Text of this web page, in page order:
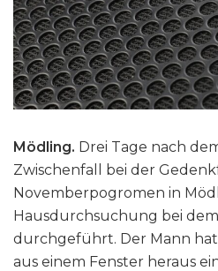
Mödling. Drei Tage nach
Zwischenfall bei der
Novemberpogromen in
Hausdurchsuchung bei
durchgeführt. Der Mann
aus einem Fenster heraus